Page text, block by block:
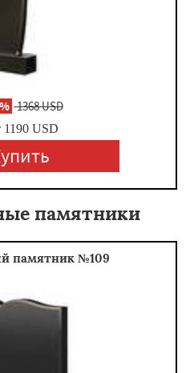
1368 USD
1190 USD
памятники
памятник №109